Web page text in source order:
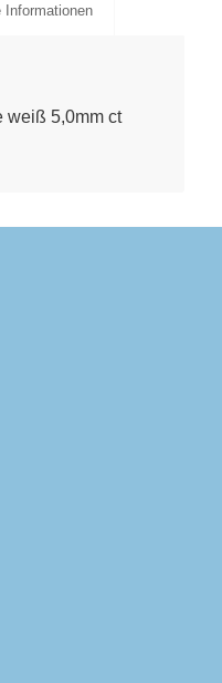
weiß 5,0mm ct